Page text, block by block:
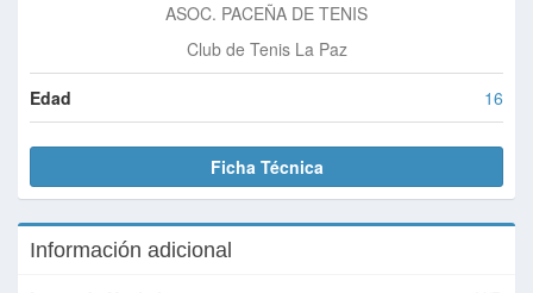
ASOC. PACEÑA DE TENIS
Club de Tenis La Paz
Edad 16
Ficha Técnica
Información adicional